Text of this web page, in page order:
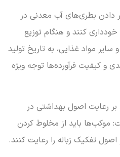
دادن بطری‌های آب معدنی در
کنند و هنگام توزیع
مواد غذایی، به تاریخ تولید
و کیفیت فرآورده‌ها توجه ویژه
بر رعایت اصول بهداشتی در
موکب‌ها باید از مخلوط کردن
تفکیک زباله را رعایت کنند.